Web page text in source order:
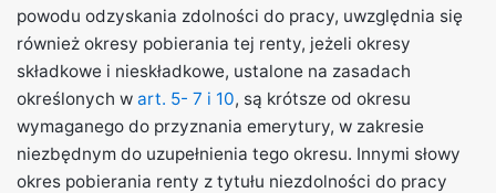
powodu odzyskania zdolności do pracy, uwzględnia się
również okresy pobierania tej renty, jeżeli okresy
składkowe i nieskładkowe, ustalone na zasadach
określonych w art. 5- 7 i 10, są krótsze od okresu
wymaganego do przyznania emerytury, w zakresie
niezbędnym do uzupełnienia tego okresu. Innymi słowy
okres pobierania renty z tytułu niezdolności do pracy